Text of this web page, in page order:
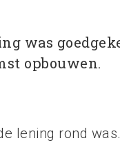
was
opbouwen.
lening rond